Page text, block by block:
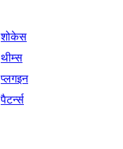
शोकेस
थीम्स
प्लगइन
पैटर्न्स